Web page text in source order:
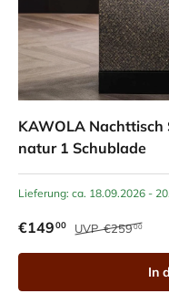
KAWOLA Nachttisch
natur 1 Schublade
Lieferung: ca. 18.09.2026 -
€14900 UVP€25900
In